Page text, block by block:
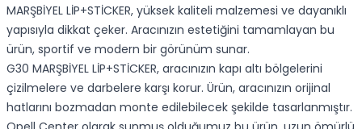
MARŞBİYEL LİP+STİCKER, yüksek kaliteli malzemesi ve dayanıklı
yapısıyla dikkat çeker. Aracınızın estetiğini tamamlayan bu
ürün, sportif ve modern bir görünüm sunar.
G30 MARŞBİYEL LİP+STİCKER, aracınızın kapı altı bölgelerini
çizilmelere ve darbelere karşı korur. Ürün, aracınızın orijinal
hatlarını bozmadan monte edilebilecek şekilde tasarlanmıştır.